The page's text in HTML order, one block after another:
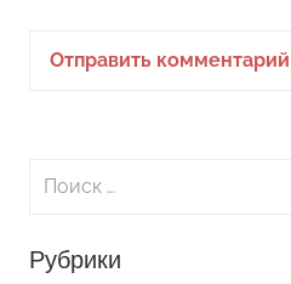
Поиск
Рубрики